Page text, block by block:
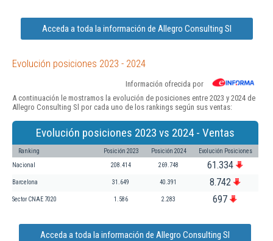
Acceda a toda la información de Allegro Consulting Sl
Evolución posiciones 2023 - 2024
Información ofrecida por
A continuación le mostramos la evolución de posiciones entre 2023 y 2024 de
Allegro Consulting Sl por cada uno de los rankings según sus ventas:
Evolución posiciones 2023 vs 2024 - Ventas
Ranking Posición 2023 Posición 2024 Evolución Posiciones
Nacional 208.414 269.748 61.334
Barcelona 31.649 40.391 8.742
Sector CNAE 7020 1.586 2.283 697
Acceda a toda la información de Allegro Consulting Sl